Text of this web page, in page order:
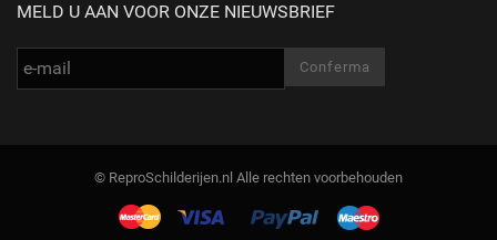
MELD U AAN VOOR ONZE NIEUWSBRIEF
© ReproSchilderijen.nl Alle rechten voorbehouden